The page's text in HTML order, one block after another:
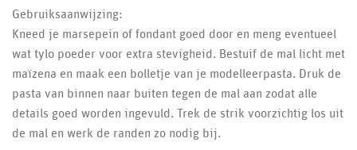
Gebruiksaanwijzing:
Kneed je marsepein of fondant goed door en meng eventueel
wat tylo poeder voor extra stevigheid. Bestuif de mal licht met
maïzena en maak een bolletje van je modelleerpasta. Druk de
pasta van binnen naar buiten tegen de mal aan zodat alle
details goed worden ingevuld. Trek de strik voorzichtig los uit
de mal en werk de randen zo nodig bij.